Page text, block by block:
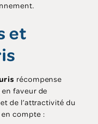
et
récompense
faveur de
de l’attractivité du
compte :